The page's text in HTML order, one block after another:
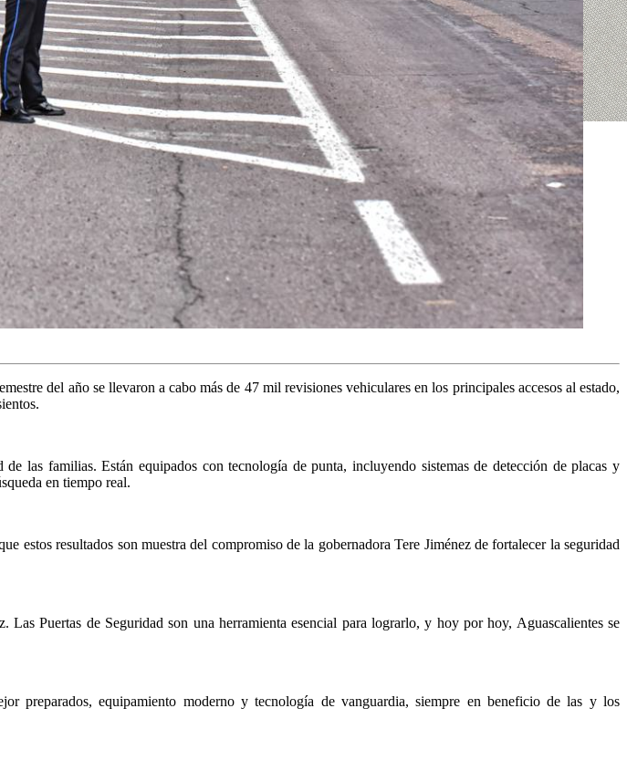
del año se llevaron a cabo más de 47 mil revisiones vehiculares en los principales accesos al estado,
las familias. Están equipados con tecnología de punta, incluyendo sistemas de detección de placas y
en tiempo real.
resultados son muestra del compromiso de la gobernadora Tere Jiménez de fortalecer la seguridad
Puertas de Seguridad son una herramienta esencial para lograrlo, y hoy por hoy, Aguascalientes se
preparados, equipamiento moderno y tecnología de vanguardia, siempre en beneficio de las y los